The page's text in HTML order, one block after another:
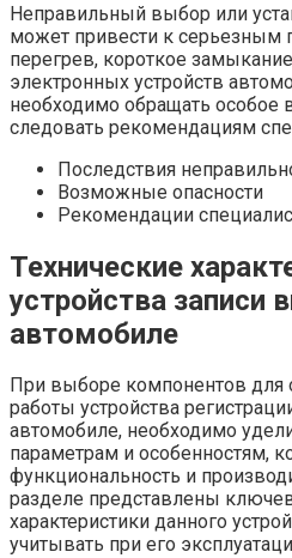
Неправильный выбор или
может привести к серьезным
перегрев, короткое
электронных устройств
необходимо обращать особое
следовать рекомендациям
Последствия
Возможные опасности
Рекомендации
Технические
устройства записи
автомобиле
При выборе компонентов для
работы устройства
автомобиле, необходимо
параметрам и особенностям,
функциональность и
разделе представлены
характеристики данного
учитывать при его